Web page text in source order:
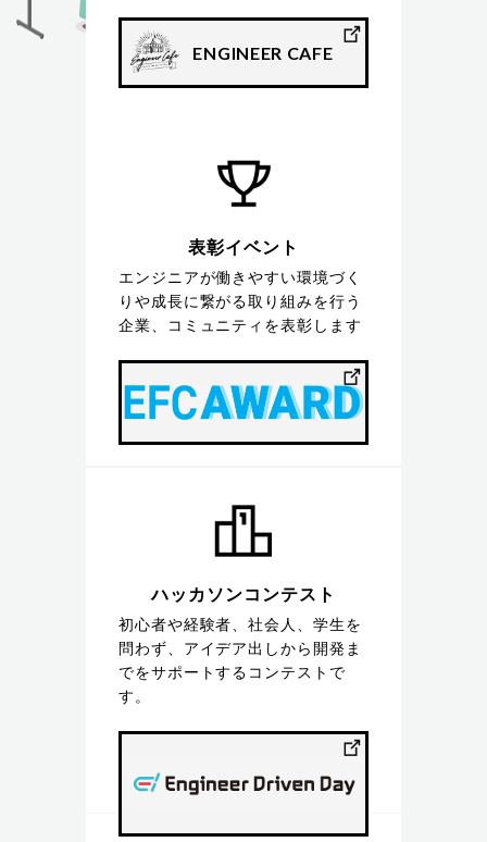
ENGINEER CAFE
表彰イベント
エンジニアが働きやすい環境づく
りや成長に繋がる取り組みを行う
企業、コミュニティを表彰します
ハッカソンコンテスト
初心者や経験者、社会人、学生を
問わず、アイデア出しから開発ま
でをサポートするコンテストで
す。